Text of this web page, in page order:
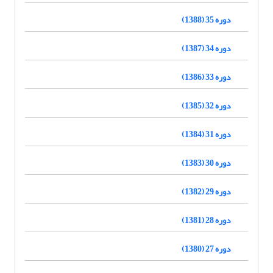
دوره 35 (1388)
دوره 34 (1387)
دوره 33 (1386)
دوره 32 (1385)
دوره 31 (1384)
دوره 30 (1383)
دوره 29 (1382)
دوره 28 (1381)
دوره 27 (1380)